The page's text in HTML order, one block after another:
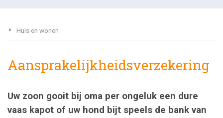
Huis en wonen
Aansprakelijkheidsverzekering
Uw zoon gooit bij oma per ongeluk een dure
vaas kapot of uw hond bijt speels de bank van